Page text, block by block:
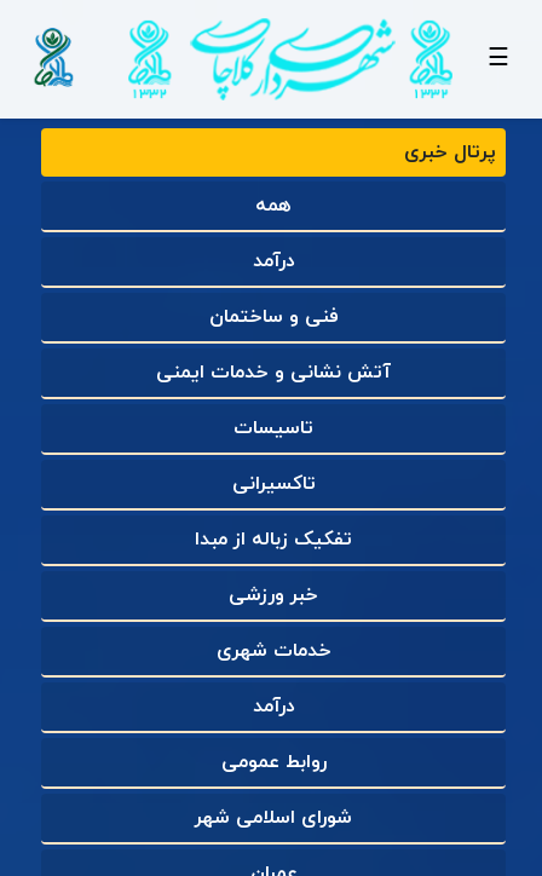
☰
پرتال خبری
همه
درآمد
فنی و ساختمان
آتش نشانی و خدمات ایمنی
تاسیسات
تاکسیرانی
تفکیک زباله از مبدا
خبر ورزشی
خدمات شهری
درآمد
روابط عمومی
شورای اسلامی شهر